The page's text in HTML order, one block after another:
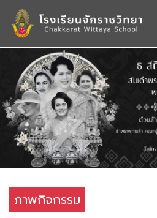
Previous
ภาพกิจกรรม